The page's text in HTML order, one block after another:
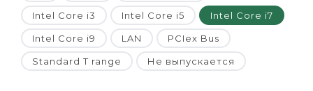
Intel Core i3 Intel Core i5 Intel Core i7
Intel Core i9 LAN PCIex Bus
Standard T range Не выпускается